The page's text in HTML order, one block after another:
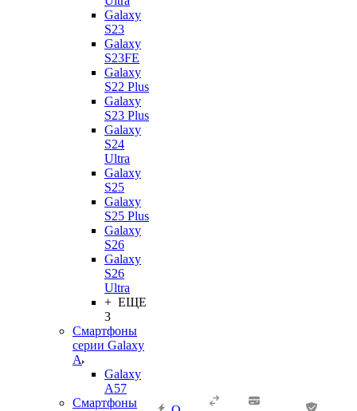
Galaxy
S23
Galaxy
S23FE
Galaxy
S22 Plus
Galaxy
S23 Plus
Galaxy
S24
Ultra
Galaxy
S25
Galaxy
S25 Plus
Galaxy
S26
Galaxy
S26
Ultra
+ ЕЩЕ
3
Смартфоны
серии Galaxy
A
Galaxy
A57
Смартфоны